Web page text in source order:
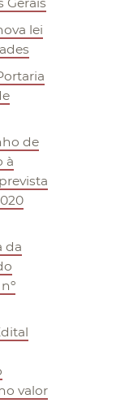
lei
de
à
da
valor